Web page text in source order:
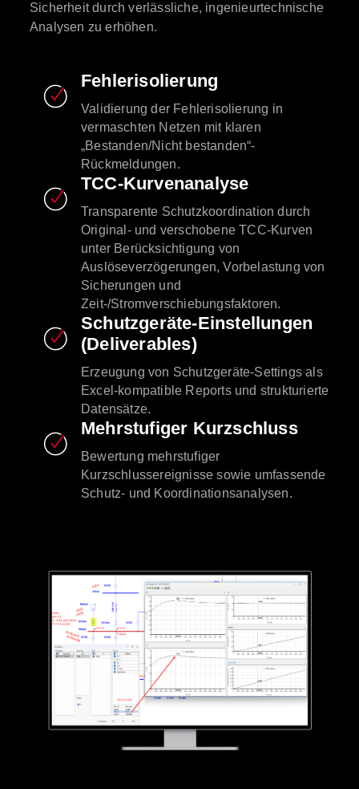
Sicherheit durch verlässliche, ingenieurtechnische
Analysen zu erhöhen.
Fehlerisolierung
Validierung der Fehlerisolierung in
vermaschten Netzen mit klaren
„Bestanden/Nicht bestanden“-
Rückmeldungen.
TCC-Kurvenanalyse
Transparente Schutzkoordination durch
Original- und verschobene TCC-Kurven
unter Berücksichtigung von
Auslöseverzögerungen, Vorbelastung von
Sicherungen und
Zeit-/Stromverschiebungsfaktoren.
Schutzgeräte-Einstellungen
(Deliverables)
Erzeugung von Schutzgeräte-Settings als
Excel-kompatible Reports und strukturierte
Datensätze.
Mehrstufiger Kurzschluss
Bewertung mehrstufiger
Kurzschlussereignisse sowie umfassende
Schutz- und Koordinationsanalysen.